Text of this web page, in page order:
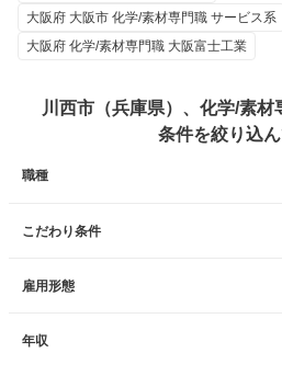
大阪府 大阪市 化学/素材専門職 サービス系
大阪府 化学/素材専門職 大阪富士工業
川西市（兵庫県）、化学/素材
条件を絞り込
職種
こだわり条件
雇用形態
年収